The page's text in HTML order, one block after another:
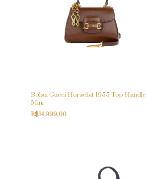
Bolsa Gucci Horsebit 1955 Top Handle
Mini
R$14.999,00